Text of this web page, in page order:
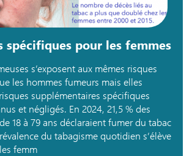
spécifiques pour les femmes
s’exposent aux mêmes risques
les hommes fumeurs mais elles
supplémentaires spécifiques
et négligés. En 2024, 21,5 % des
18 à 79 ans déclaraient fumer du tabac
du tabagisme quotidien s’élève
femm